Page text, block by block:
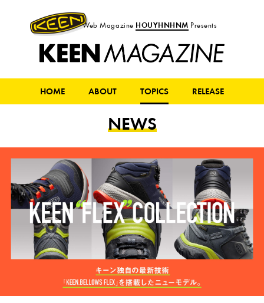
Web Magazine HOUYHNHNM Presents
HOME ABOUT TOPICS RELEASE
NEWS